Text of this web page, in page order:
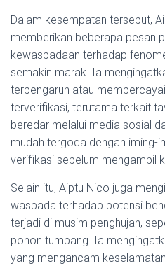
Dalam kesempatan tersebut,
memberikan beberapa pesan
kewaspadaan terhadap
semakin marak. Ia
terpengaruh atau
terverifikasi, terutama terkait
beredar melalui media sosial
mudah tergoda dengan iming-
verifikasi sebelum mengambil
Selain itu, Aiptu Nico juga
waspada terhadap potensi
terjadi di musim penghujan,
pohon tumbang. Ia
yang mengancam